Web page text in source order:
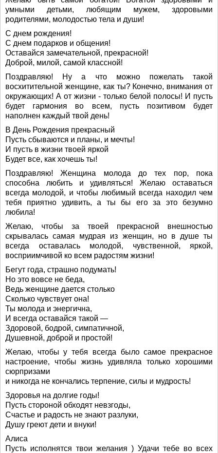
умными детьми, любящим мужем, здоровыми
родителями, молодостью тела и души!
С днем рождения!
С днем подарков и общения!
Оставайся замечательной, прекрасной!
Доброй, милой, самой классной!
Поздравляю! Ну а что можно пожелать такой
восхитительной женщине, как ты? Конечно, внимания от
окружающих! А от жизни - только белой полосы! И пусть
будет гармония во всем, пусть позитивом будет
наполнен каждый твой день!
В День Рождения прекрасный
Пусть сбываются и планы, и мечты!
И пусть в жизни твоей яркой
Будет все, как хочешь ты!
Поздравляю! Женщина молода до тех пор, пока
способна любить и удивляться! Желаю оставаться
всегда молодой, и чтобы любимый всегда находил чем
тебя приятно удивить, а ты бы его за это безумно
любила!
Желаю, чтобы за твоей прекрасной внешностью
скрывалась самая мудрая из женщин, но в душе ты
всегда оставалась молодой, чувственной, яркой,
восприимчивой ко всем радостям жизни!
Бегут года, страшно подумать!
Но это вовсе не беда,
Ведь женщине дается столько
Сколько чувствует она!
Ты молода и энергична,
И всегда оставайся такой —
Здоровой, бодрой, симпатичной,
Душевной, доброй и простой!
Желаю, чтобы у тебя всегда было самое прекрасное
настроение, чтобы жизнь удивляла только хорошими
сюрпризами
и никогда не кончались терпение, силы и мудрость!
Здоровья на долгие годы!
Пусть стороной обходят невзгоды,
Счастье и радость не знают разлуки,
Душу греют дети и внуки!
Алиса
Пусть исполнятся твои желания ) Удачи тебе во всех